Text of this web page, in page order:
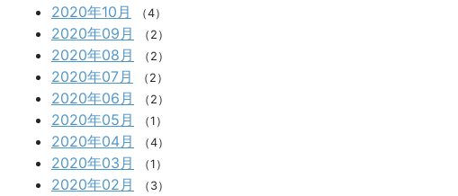
2020年10月 （4）
2020年09月 （2）
2020年08月 （2）
2020年07月 （2）
2020年06月 （2）
2020年05月 （1）
2020年04月 （4）
2020年03月 （1）
2020年02月 （3）